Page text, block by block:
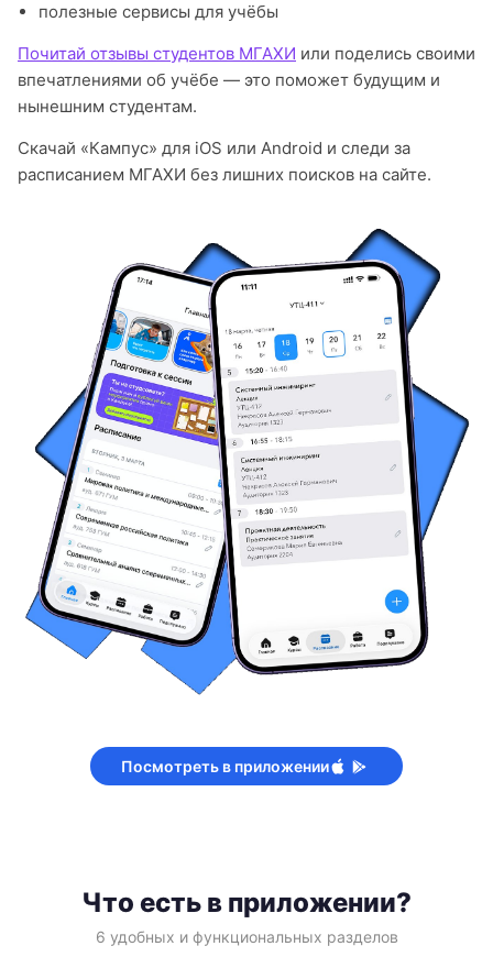
полезные сервисы для учёбы
Почитай отзывы студентов МГАХИ или поделись своими
впечатлениями об учёбе — это поможет будущим и
нынешним студентам.
Скачай «Кампус» для iOS или Android и следи за
расписанием МГАХИ без лишних поисков на сайте.
Посмотреть в приложении
Что есть в приложении?
6 удобных и функциональных разделов